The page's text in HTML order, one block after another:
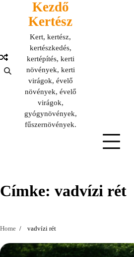
Kezdő
Kertész
Kert, kertész,
kertészkedés,
kertépítés, kerti
növények, kerti
virágok, évelő
növények, évelő
virágok,
gyógynövények,
fűszernövények.
Címke: vadvízi rét
Home vadvízi rét